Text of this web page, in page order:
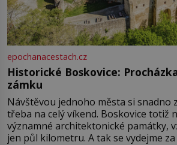
epochanacestach.cz
Historické Boskovice:
zámku
Návštěvou jednoho města si snadno
třeba na celý víkend. Boskovice totiž
významné architektonické památky,
jen půl kilometru. A tak se vydejme